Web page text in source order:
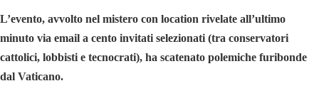
L’evento, avvolto nel mistero con location rivelate all’ultimo
minuto via email a cento invitati selezionati (tra conservatori
cattolici, lobbisti e tecnocrati), ha scatenato polemiche furibonde
dal Vaticano.